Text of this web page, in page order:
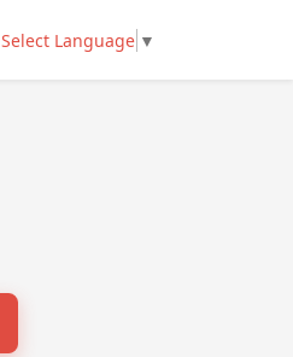
Select Language ▼